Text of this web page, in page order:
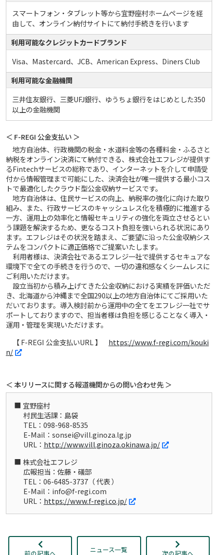
スマートフォン・タブレット等から宜野座村ホームページを経
由して、オンライン納付サイトにて納付手続きを行います
利用可能なクレジットカードブランド
Visa、Mastercard、JCB、American Express、Diners Club
利用可能な金融機関
三井住友銀行、三菱UFJ銀行、ゆうちょ銀行をはじめとした350
以上の金融機関
＜ F-REGI 公金支払い ＞
地方自治体、行政機関の税金・水道料金等の各種料金・ふるさと
納税をオンライン決済にて納付できる、株式会社エフレジが提供す
るFintechサービスの総称であり、インターネットを介して申請受
付から情報管理まで可能にした、決済会社が唯一提供する最小コス
トで最適化したクラウド型公金収納サービスです。
地方自治体は、住民サービスの向上、納税率の強化に向けた取り
組み、また、行政サービスのキャッシュレス化を積極的に推進する
一方、運用上の効率化と情報セキュリティの強化を両立させるとい
う課題を解決するため、更なるコスト負担を強いられる状況にあり
ます。エフレジはその状況を踏まえ、ご要望に沿った公金収納シス
テムをコンパクトに適正価格でご提案いたします。
利用者様は、決済会社であるエフレジ一社で提供するセキュアな
環境下で全ての手続きを行うので、一切の違和感なくシームレスに
ご利用いただけます。
設立当初から積み上げてきた公金収納における実績を評価いただ
き、北海道から沖縄まで全国290以上の地方自治体にてご採用いた
だいております。導入検討前から運用中の全てをエフレジ一社でサ
ポートしておりますので、担当者様は負担を感じることなく導入・
運用・管理を実現いただけます。
【 F-REGI 公金支払いURL 】 https://www.f-regi.com/kouki
n/
＜ 本リリースに関する報道機関からの問い合わせ先 ＞
宜野座村
村民生活課：島袋
TEL：098-968-8535
E-Mail：sonsei@vill.ginoza.lg.jp
URL： http://www.vill.ginoza.okinawa.jp/
株式会社エフレジ
広報担当：佐藤・礒部
TEL：06-6485-3737（ 代表 ）
E-Mail：info@f-regi.com
URL： https://www.f-regi.co.jp/
ニュース一覧